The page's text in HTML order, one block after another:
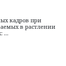
кадров при
в растлении
...